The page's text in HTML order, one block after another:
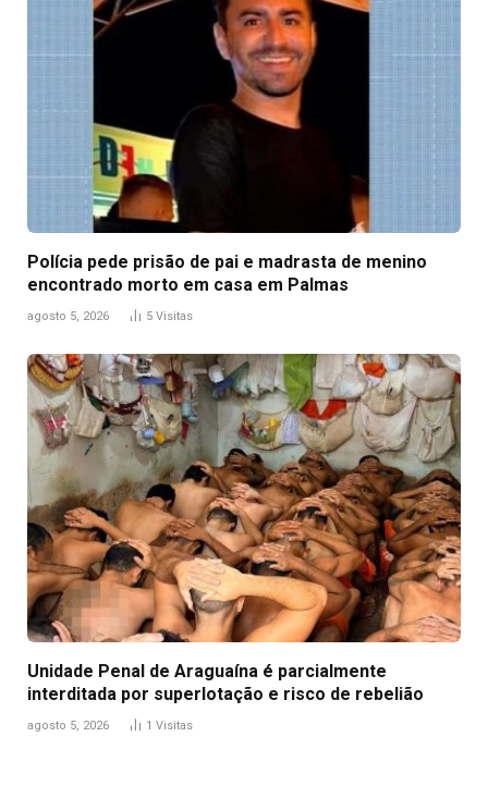
Polícia pede prisão de pai e madrasta de menino
encontrado morto em casa em Palmas
agosto 5, 2026 5 Visitas
Unidade Penal de Araguaína é parcialmente
interditada por superlotação e risco de rebelião
agosto 5, 2026 1 Visitas